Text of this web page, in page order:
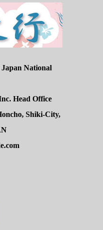
Japan National
Head Office
Shiki-City,